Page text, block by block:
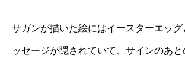
サガンが描いた絵にはイースターエッグ
ッセージが隠されていて、サインのあ